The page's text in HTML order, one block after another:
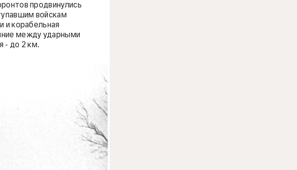
продвинулись
войскам
и корабельная
между ударными
- до 2 км.